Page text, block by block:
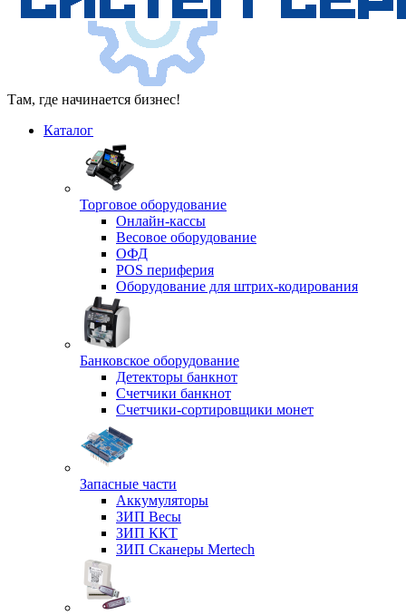
Там, где начинается бизнес!
Каталог
Торговое оборудование
Онлайн-кассы
Весовое оборудование
ОФД
POS периферия
Оборудование для штрих-кодирования
Банковское оборудование
Детекторы банкнот
Счетчики банкнот
Счетчики-сортировщики монет
Запасные части
Аккумуляторы
ЗИП Весы
ЗИП ККТ
ЗИП Сканеры Mertech